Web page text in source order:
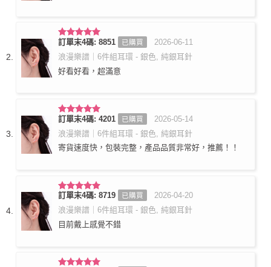
評分5滿
分 5
訂單末4碼: 8851 已購買
2026-06-11
浪漫樂譜｜6件組耳環 - 銀色, 純銀耳針
好看好看，超滿意
評分5滿
分 5
訂單末4碼: 4201 已購買
2026-05-14
浪漫樂譜｜6件組耳環 - 銀色, 純銀耳針
寄貨速度快，包裝完整，產品品質非常好，推薦！！
評分5滿
分 5
訂單末4碼: 8719 已購買
2026-04-20
浪漫樂譜｜6件組耳環 - 銀色, 純銀耳針
目前戴上感覺不錯